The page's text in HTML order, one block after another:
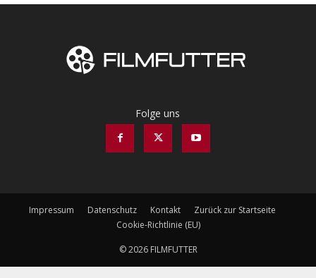
Folge uns
Impressum Datenschutz Kontakt
Zurück zur Startseite
Cookie-Richtlinie (EU)
© 2026 FILMFUTTER